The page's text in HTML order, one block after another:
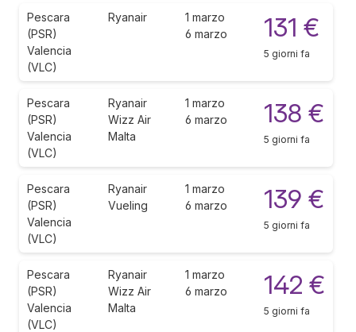
Pescara
(PSR)
Valencia
(VLC)
Ryanair
1 marzo
6 marzo
131 €
5 giorni fa
Pescara
(PSR)
Valencia
(VLC)
Ryanair
Wizz Air
Malta
1 marzo
6 marzo
138 €
5 giorni fa
Pescara
(PSR)
Valencia
(VLC)
Ryanair
Vueling
1 marzo
6 marzo
139 €
5 giorni fa
Pescara
(PSR)
Valencia
(VLC)
Ryanair
Wizz Air
Malta
1 marzo
6 marzo
142 €
5 giorni fa